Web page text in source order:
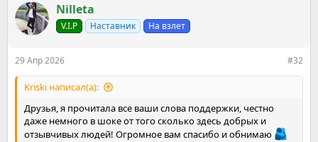
к
ц
и
Nilleta
V.I.P Наставник На взлет
29 Апр 2026 #32
Kriski написал(а):
Друзья, я прочитала все ваши слова поддержки, честно
даже немного в шоке от того сколько здесь добрых и
отзывчивых людей! Огромное вам спасибо и обнимаю